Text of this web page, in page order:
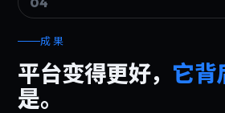
成果
平台变得更好， 它背
是。